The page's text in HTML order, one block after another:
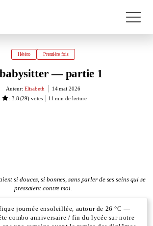
Hétéro Première fois
— partie 1
Auteur: Elisabeth
14 mai 2026
: 3.8 (29) votes 11 min de lecture
si douces, si bonnes, sans parler de ses seins qui se
pressaient contre moi.
journée ensoleillée, autour de 26 °C —
combo anniversaire / fin du lycée sur notre